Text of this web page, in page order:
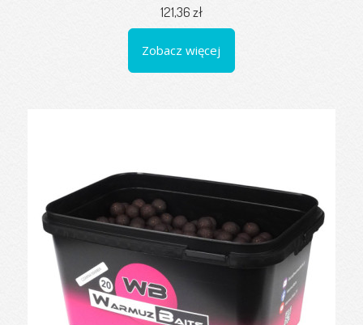
121,36 zł
Zobacz więcej